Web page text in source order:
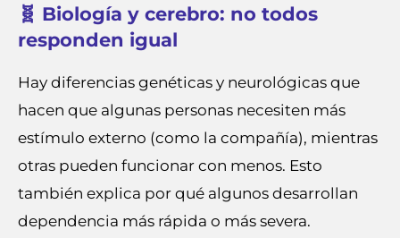
🧬 Biología y cerebro: no todos
responden igual
Hay diferencias genéticas y neurológicas que
hacen que algunas personas necesiten más
estímulo externo (como la compañía), mientras
otras pueden funcionar con menos. Esto
también explica por qué algunos desarrollan
dependencia más rápida o más severa.